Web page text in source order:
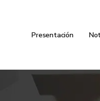
Presentación